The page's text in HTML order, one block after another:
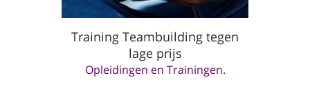
Training Teambuilding tegen
lage prijs
Opleidingen en Trainingen.